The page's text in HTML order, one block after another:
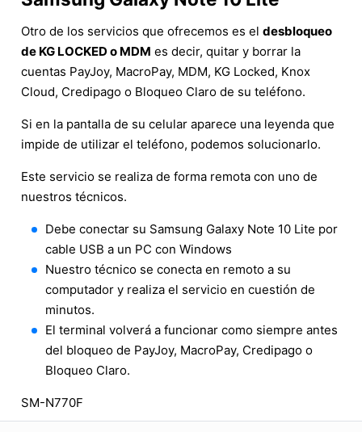
Otro de los servicios que ofrecemos es el desbloqueo
de KG LOCKED o MDM es decir, quitar y borrar la
cuentas PayJoy, MacroPay, MDM, KG Locked, Knox
Cloud, Credipago o Bloqueo Claro de su teléfono.
Si en la pantalla de su celular aparece una leyenda que
impide de utilizar el teléfono, podemos solucionarlo.
Este servicio se realiza de forma remota con uno de
nuestros técnicos.
Debe conectar su Samsung Galaxy Note 10 Lite por
cable USB a un PC con Windows
Nuestro técnico se conecta en remoto a su
computador y realiza el servicio en cuestión de
minutos.
El terminal volverá a funcionar como siempre antes
del bloqueo de PayJoy, MacroPay, Credipago o
Bloqueo Claro.
SM-N770F